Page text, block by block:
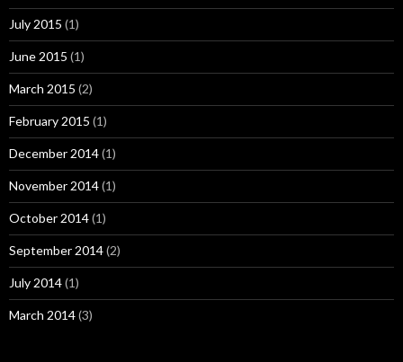
July 2015 (1)
June 2015 (1)
March 2015 (2)
February 2015 (1)
December 2014(1)
November 2014(1)
October 2014(1)
September 2014(2)
July 2014(1)
March 2014(3)